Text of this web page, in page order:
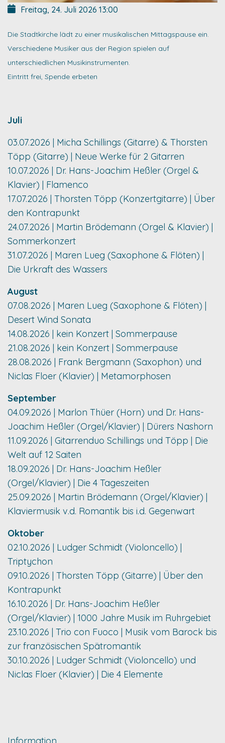
Freitag, 24. Juli 2026 13:00
Die Stadtkirche lädt zu einer musikalischen Mittagspause ein.
Verschiedene Musiker aus der Region spielen auf
unterschiedlichen Musikinstrumenten.
Eintritt frei, Spende erbeten
Juli
03.07.2026 | Micha Schillings (Gitarre) & Thorsten
Töpp (Gitarre) | Neue Werke für 2 Gitarren
10.07.2026 | Dr. Hans-Joachim Heßler (Orgel &
Klavier) | Flamenco
17.07.2026 | Thorsten Töpp (Konzertgitarre) | Über
den Kontrapunkt
24.07.2026 | Martin Brödemann (Orgel & Klavier) |
Sommerkonzert
31.07.2026 | Maren Lueg (Saxophone & Flöten) |
Die Urkraft des Wassers
August
07.08.2026 | Maren Lueg (Saxophone & Flöten) |
Desert Wind Sonata
14.08.2026 | kein Konzert | Sommerpause
21.08.2026 | kein Konzert | Sommerpause
28.08.2026 | Frank Bergmann (Saxophon) und
Niclas Floer (Klavier) | Metamorphosen
September
04.09.2026 | Marlon Thüer (Horn) und Dr. Hans-
Joachim Heßler (Orgel/Klavier) | Dürers Nashorn
11.09.2026 | Gitarrenduo Schillings und Töpp | Die
Welt auf 12 Saiten
18.09.2026 | Dr. Hans-Joachim Heßler
(Orgel/Klavier) | Die 4 Tageszeiten
25.09.2026 | Martin Brödemann (Orgel/Klavier) |
Klaviermusik v.d. Romantik bis i.d. Gegenwart
Oktober
02.10.2026 | Ludger Schmidt (Violoncello) |
Triptychon
09.10.2026 | Thorsten Töpp (Gitarre) | Über den
Kontrapunkt
16.10.2026 | Dr. Hans-Joachim Heßler
(Orgel/Klavier) | 1000 Jahre Musik im Ruhrgebiet
23.10.2026 | Trio con Fuoco | Musik vom Barock bis
zur französischen Spätromantik
30.10.2026 | Ludger Schmidt (Violoncello) und
Niclas Floer (Klavier) | Die 4 Elemente